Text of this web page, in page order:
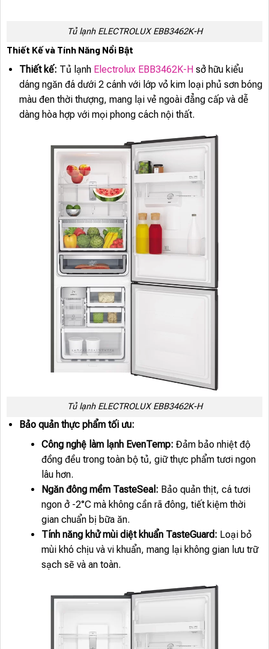
Tủ lạnh ELECTROLUX EBB3462K-H
Thiết Kế và Tính Năng Nổi Bật
Thiết kế: Tủ lạnh Electrolux EBB3462K-Hsở hữu kiểu
dáng ngăn đá dưới 2 cánh với lớp vỏ kim loại phủ sơn bóng
màu đen thời thượng, mang lại vẻ ngoài đẳng cấp và dễ
dàng hòa hợp với mọi phong cách nội thất.
Tủ lạnh ELECTROLUX EBB3462K-H
Bảo quản thực phẩm tối ưu:
Công nghệ làm lạnh EvenTemp: Đảm bảo nhiệt độ
đồng đều trong toàn bộ tủ, giữ thực phẩm tươi ngon
lâu hơn.
Ngăn đông mềm TasteSeal: Bảo quản thịt, cá tươi
ngon ở -2°C mà không cần rã đông, tiết kiệm thời
gian chuẩn bị bữa ăn.
Tính năng khử mùi diệt khuẩn TasteGuard: Loại bỏ
mùi khó chịu và vi khuẩn, mang lại không gian lưu trữ
sạch sẽ và an toàn.